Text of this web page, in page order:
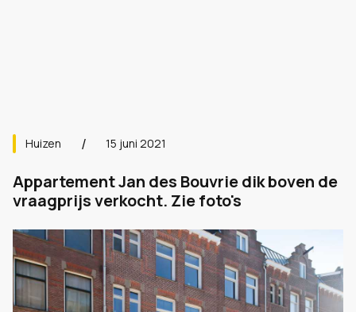
Huizen 15 juni 2021
Appartement Jan des Bouvrie dik boven de
vraagprijs verkocht. Zie foto's